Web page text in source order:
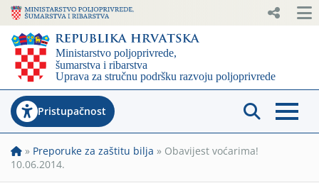
Pristupačnost
» Preporuke za zaštitu bilja » Obavijest voćarima!
10.06.2014.